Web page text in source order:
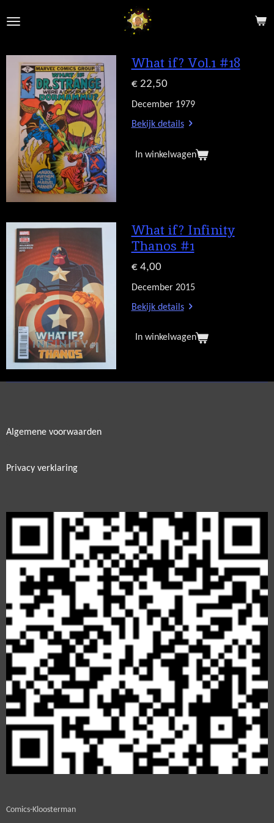
direct
de
hoofdinhoud
What if? Vol.1 #18
€ 22,50
December 1979
Bekijk details
In winkelwagen
What if? Infinity
Thanos #1
€ 4,00
December 2015
Bekijk details
In winkelwagen
Algemene voorwaarden
Privacy verklaring
Comics-Kloosterman